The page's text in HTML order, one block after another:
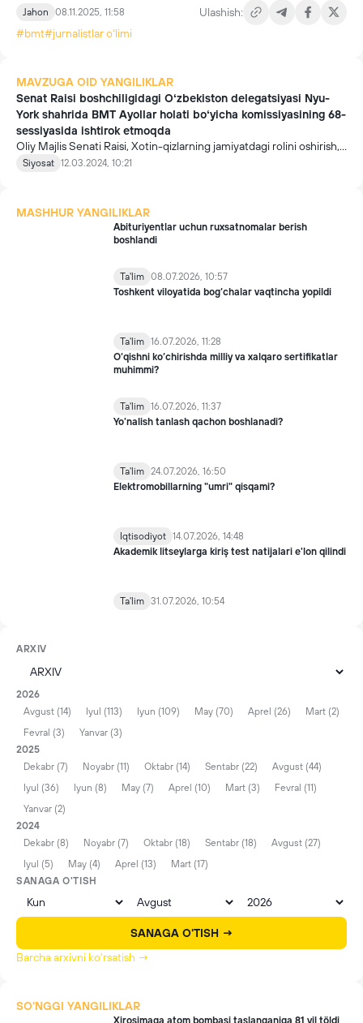
Jahon 08.11.2025, 11:58
Ulashish:
#bmt#jurnalistlar oʻlimi
MAVZUGA OID YANGILIKLAR
Senat Raisi boshchiligidagi Oʻzbekiston delegatsiyasi Nyu-
York shahrida BMT Ayollar holati boʻyicha komissiyasining 68-
sessiyasida ishtirok etmoqda
Oliy Majlis Senati Raisi, Xotin-qizlarning jamiyatdagi rolini oshirish,
gender tenglik va oila masalalari boʻyicha respublika komissiyasi
sessiyasida ishtirok etmoqda. Bu haqida Senat.uz xabar
Siyosat 12.03.2024, 10:21
MASHHUR YANGILIKLAR
Abituriyentlar uchun ruxsatnomalar berish
boshlandi
Ta'lim 08.07.2026, 10:57
Toshkent viloyatida bog‘chalar vaqtincha yopildi
Ta'lim 16.07.2026, 11:28
O‘qishni ko‘chirishda milliy va xalqaro sertifikatlar
muhimmi?
Ta'lim 16.07.2026, 11:37
Yo’nalish tanlash qachon boshlanadi?
Ta'lim 24.07.2026, 16:50
Elektromobillarning "umri" qisqami?
Iqtisodiyot 14.07.2026, 14:48
Akademik litseylarga kiriş test natijalari e'lon qilindi
Ta'lim 31.07.2026, 10:54
ARXIV
2026
Avgust (14)
Iyul (113) Iyun (109) May (70) Aprel (26)
Mart (2)
Fevral (3)
Yanvar (3)
2025
Dekabr (7)
Noyabr (11) Oktabr (14) Sentabr (22)
Avgust (44)
Iyul (36)
Iyun (8) May (7) Aprel (10) Mart (3)
Fevral (11)
Yanvar (2)
2024
Dekabr (8)
Noyabr (7) Oktabr (18) Sentabr (18)
Avgust (27)
Iyul (5)
May (4) Aprel (13)
Mart (17)
SANAGA O'TISH
SANAGA O'TISH →
Barcha arxivni ko'rsatish →
SO'NGGI YANGILIKLAR
Xirosimaga atom bombasi taşlanganiga 81 yil töldi